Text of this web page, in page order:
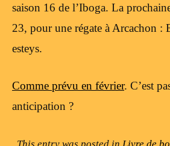
saison 16 de l’Iboga. La
23, pour une régate à Arcachon :
esteys.
Comme prévu en février. C’est
anticipation ?